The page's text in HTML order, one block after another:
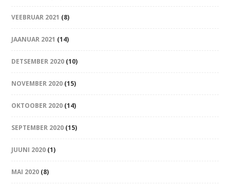
VEEBRUAR 2021 (8)
JAANUAR 2021 (14)
DETSEMBER 2020 (10)
NOVEMBER 2020 (15)
OKTOOBER 2020 (14)
SEPTEMBER 2020 (15)
JUUNI 2020 (1)
MAI 2020 (8)